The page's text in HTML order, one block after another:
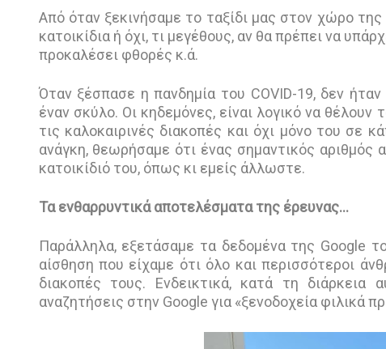
Από όταν ξεκινήσαμε το ταξίδι μας στον χώρο
κατοικίδια ή όχι, τι μεγέθους, αν θα πρέπει να
προκαλέσει φθορές κ.ά.
Όταν ξέσπασε η πανδημία του COVID-19, δεν
έναν σκύλο. Οι κηδεμόνες, είναι λογικό να θέλουν
τις καλοκαιρινές διακοπές και όχι μόνο του σε
ανάγκη, θεωρήσαμε ότι ένας σημαντικός
κατοικίδιό του, όπως κι εμείς άλλωστε.
Τα ενθαρρυντικά αποτελέσματα της έρευνας…
Παράλληλα, εξετάσαμε τα δεδομένα της Google
αίσθηση που είχαμε ότι όλο και περισσότεροι
διακοπές τους. Ενδεικτικά, κατά τη
αναζητήσεις στην Google για «ξενοδοχεία φιλικά